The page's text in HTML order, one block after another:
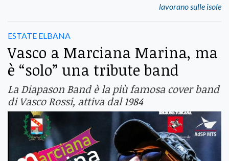
lavorano sulle isole
ESTATE ELBANA
Vasco a Marciana Marina, ma
è “solo” una tribute band
La Diapason Band è la più famosa cover band
di Vasco Rossi, attiva dal 1984